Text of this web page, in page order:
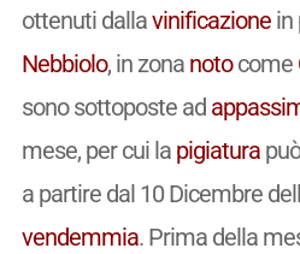
ottenuti dallavinificazionein
Nebbiolo, in zona notocome
sono sottoposte ad
mese, per cui la pigiatura
a partire dal 10 Dicembre
vendemmia. Prima della